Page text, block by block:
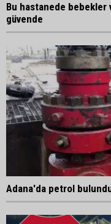
Bu hastanede
güvende
Adana'da petrol